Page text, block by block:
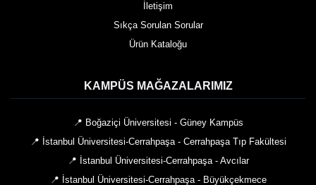
İletişim
Sıkça Sorulan Sorular
Ürün Kataloğu
KAMPÜS MAĞAZALARIMIZ
📍 Boğaziçi Üniversitesi - Güney Kampüs
📍 İstanbul Üniversitesi-Cerrahpaşa - Cerrahpaşa Tıp Fakültesi
📍 İstanbul Üniversitesi-Cerrahpaşa - Avcılar
📍 İstanbul Üniversitesi-Cerrahpaşa - Büyükçekmece